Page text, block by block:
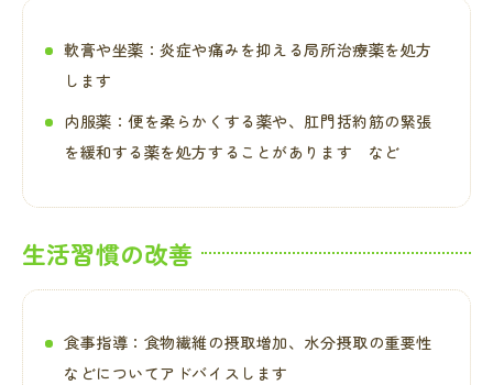
軟膏や坐薬：炎症や痛みを抑える局所治療薬を処方
します
内服薬：便を柔らかくする薬や、肛門括約筋の緊張
を緩和する薬を処方することがあります など
生活習慣の改善
食事指導：食物繊維の摂取増加、水分摂取の重要性
などについてアドバイスします